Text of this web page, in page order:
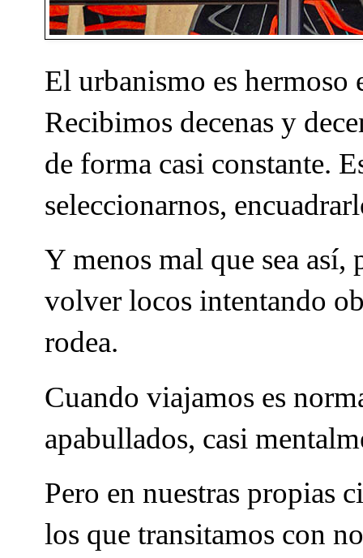
El urbanismo es hermoso
Recibimos decenas y
de forma casi constante.
seleccionarnos,
Y menos mal que sea así,
volver locos intentando
rodea.
Cuando viajamos es
apabullados, casi
Pero en nuestras propias
los que transitamos con